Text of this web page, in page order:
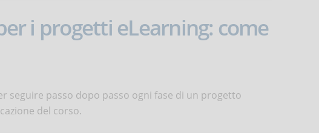
i progetti eLearning: come
seguire passo dopo passo ogni fase di un progetto
del corso.